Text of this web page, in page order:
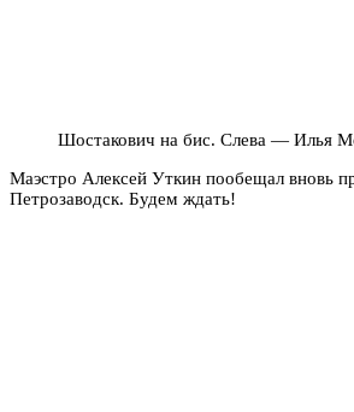
Шостакович на бис. Слева — Илья
Маэстро Алексей Уткин пообещал вновь
Петрозаводск. Будем ждать!